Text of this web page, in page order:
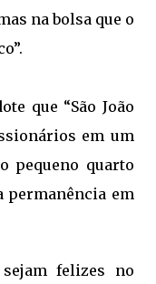
na bolsa que o
que “São João
em um
pequeno quarto
permanência em
felizes no